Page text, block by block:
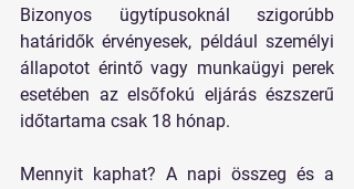
Bizonyos ügytípusoknál szigorúbb
határidők érvényesek, például személyi
állapotot érintő vagy munkaügyi perek
esetében az elsőfokú eljárás észszerű
időtartama csak 18 hónap.
Mennyit kaphat? A napi összeg és a